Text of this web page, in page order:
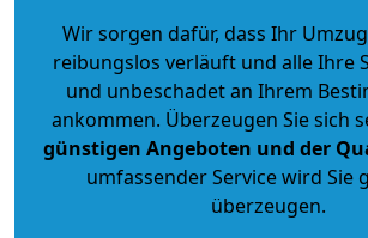
Wir sorgen dafür, dass Ihr
reibungslos verläuft und alle Ihre
und unbeschadet an Ihrem
ankommen. Überzeugen Sie sich
günstigen Angeboten und der
umfassender Service wird Sie
überzeugen.